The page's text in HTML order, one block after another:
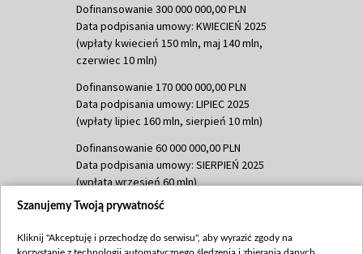
Dofinansowanie 300 000 000,00 PLN
Data podpisania umowy: KWIECIEŃ 2025
(wpłaty kwiecień 150 mln, maj 140 mln,
czerwiec 10 mln)
Dofinansowanie 170 000 000,00 PLN
Data podpisania umowy: LIPIEC 2025
(wpłaty lipiec 160 mln, sierpień 10 mln)
Dofinansowanie 60 000 000,00 PLN
Data podpisania umowy: SIERPIEŃ 2025
(wpłata wrzesień 60 mln)
Dofinansowanie 635 783 051,21 PLN
(wpłata wrzesień 100 mln, październik 350
Szanujemy Twoją prywatność
Kliknij "Akceptuję i przechodzę do serwisu", aby wyrazić zgody na